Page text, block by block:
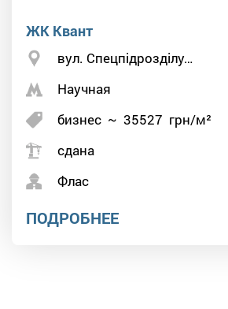
ЖК Квант
вул. Спецпідрозділу…
Научная
бизнес ~ 35527 грн/м²
сдана
Флас
ПОДРОБНЕЕ